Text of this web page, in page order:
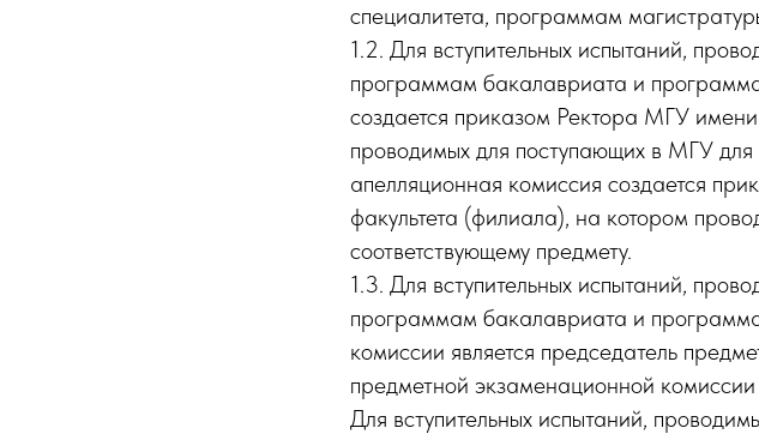
специалитета, программам
1.2. Для вступительных испытаний,
программам бакалавриата и
создается приказом Ректора МГУ
проводимых для поступающих в МГУ
апелляционная комиссия создается
факультета (филиала), на котором
соответствующему предмету.
1.3. Для вступительных испытаний,
программам бакалавриата и
комиссии является председатель
предметной экзаменационной комиссии
Для вступительных испытаний,